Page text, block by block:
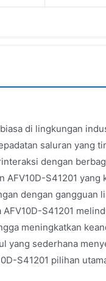
di lingkungan
saluran yang
dengan
S41201 yang
dengan gangguan
S41201
meningkatkan
yang sederhana
S41201 pilihan